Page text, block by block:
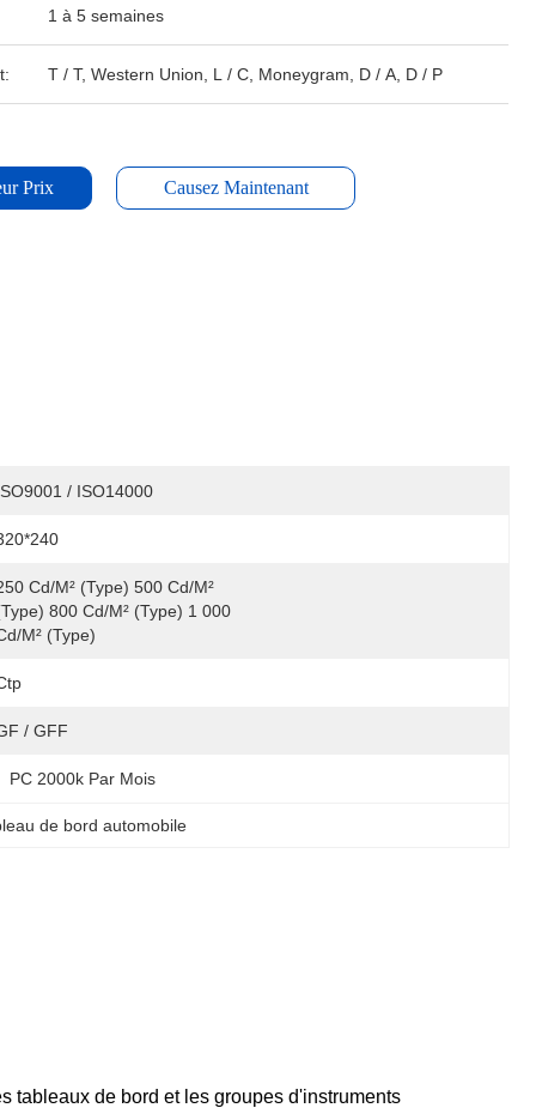
1 à 5 semaines
T / T, Western Union, L / C, Moneygram, D / A, D / P
Prix Causez Maintenant
/ ISO14000
Cd/m² (type) 500 Cd/m²
800 Cd/m² (type) 1 000
m² (type)
/ GFF
PC 2000k Par Mois
de bord automobile
tableaux de bord et les groupes d'instruments